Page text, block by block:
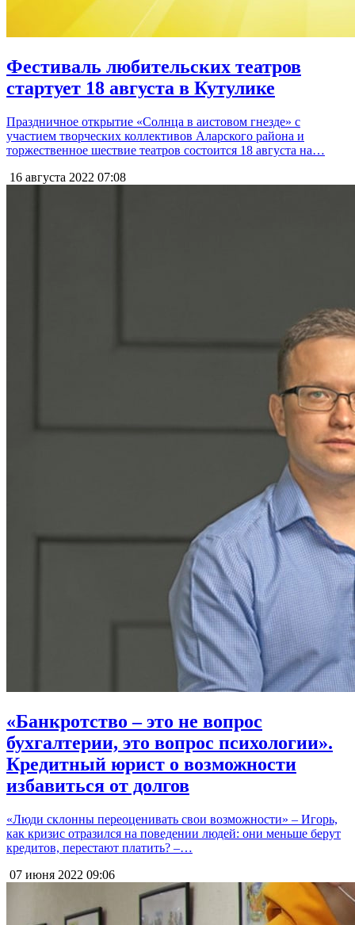
Фестиваль любительских театров
стартует 18 августа в Кутулике
Праздничное открытие «Солнца в аистовом гнезде» с
участием творческих коллективов Аларского района и
торжественное шествие театров состоится 18 августа на…
16 августа 2022 07:08
«Банкротство – это не вопрос
бухгалтерии, это вопрос психологии».
Кредитный юрист о возможности
избавиться от долгов
«Люди склонны переоценивать свои возможности» – Игорь,
как кризис отразился на поведении людей: они меньше берут
кредитов, перестают платить? –…
07 июня 2022 09:06